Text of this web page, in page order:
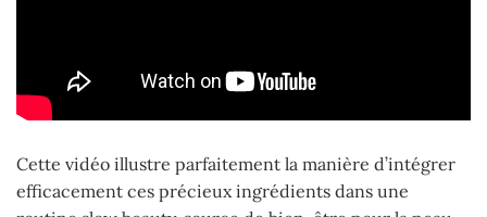
Cette vidéo illustre parfaitement la manière d’intégrer
efficacement ces précieux ingrédients dans une